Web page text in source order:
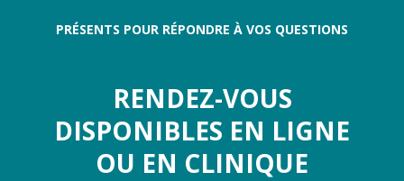
PRÉSENTS POUR RÉPONDRE À VOS QUESTIONS
RENDEZ-VOUS
DISPONIBLES EN LIGNE
OU EN CLINIQUE